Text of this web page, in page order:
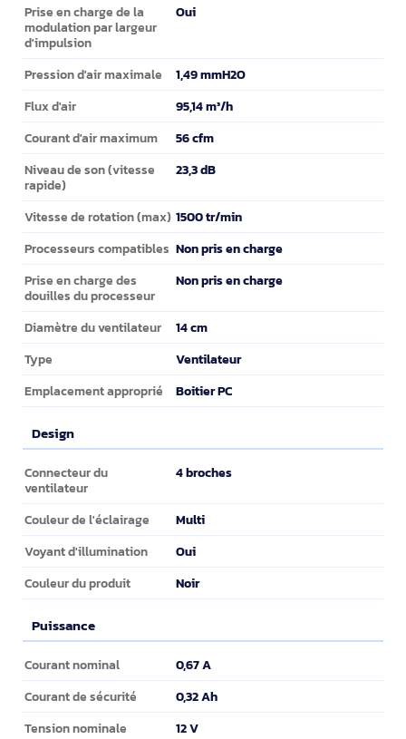
Prise en charge de la
modulation par largeur
d'impulsion
Oui
Pression d'air maximale 1,49 mmH2O
Flux d'air 95,14 m³/h
Courant d'air maximum 56 cfm
Niveau de son (vitesse
rapide)
23,3 dB
Vitesse de rotation (max) 1500 tr/min
Processeurs compatibles Non pris en charge
Prise en charge des
douilles du processeur
Non pris en charge
Diamètre du ventilateur 14 cm
Type Ventilateur
Emplacement approprié Boitier PC
Design
Design
Connecteur du
ventilateur
4 broches
Couleur de l'éclairage Multi
Voyant d'illumination Oui
Couleur du produit Noir
Puissance
Puissance
Courant nominal 0,67 A
Courant de sécurité 0,32 Ah
Tension nominale 12 V